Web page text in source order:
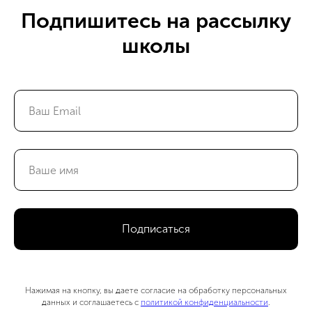
Подпишитесь на рассылку
школы
Подписаться
Нажимая на кнопку, вы даете согласие на обработку персональных
данных и соглашаетесь с политикой конфиденциальности